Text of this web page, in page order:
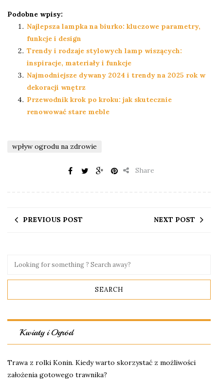
Podobne wpisy:
Najlepsza lampka na biurko: kluczowe parametry,
funkcje i design
Trendy i rodzaje stylowych lamp wiszących:
inspiracje, materiały i funkcje
Najmodniejsze dywany 2024 i trendy na 2025 rok w
dekoracji wnętrz
Przewodnik krok po kroku: jak skutecznie
renowować stare meble
wpływ ogrodu na zdrowie
Share
PREVIOUS POST NEXT POST
Kwiaty i Ogród
Trawa z rolki Konin. Kiedy warto skorzystać z możliwości
założenia gotowego trawnika?